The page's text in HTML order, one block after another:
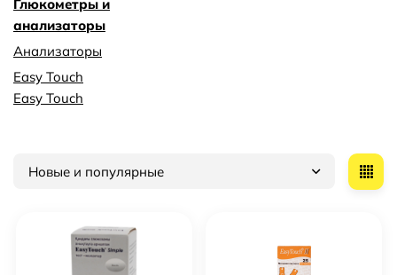
Глюкометры и
анализаторы
Анализаторы
Easy Touch
Easy Touch
Новые и популярные